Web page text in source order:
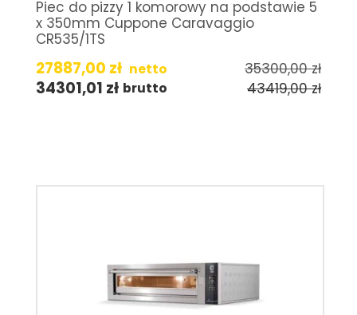
Piec do pizzy 1 komorowy na podstawie 5
x 350mm Cuppone Caravaggio
CR535/1TS
27887,00 zł netto 35300,00zł
34301,01 zł brutto 43419,00zł